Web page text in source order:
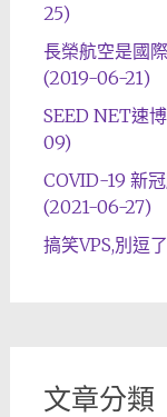
25)
長榮航空是國
(2019-06-21)
SEED NET速
09)
COVID-19 新
(2021-06-27)
搞笑VPS,別逗
文章分類